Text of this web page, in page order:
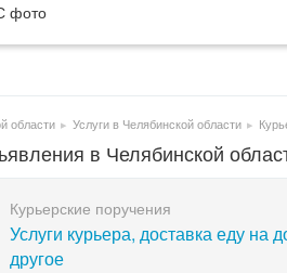
фото
области ▸ Услуги в Челябинской области ▸
в Челябинской
Курьерские поручения
Услуги курьера, доставка еду на
другое